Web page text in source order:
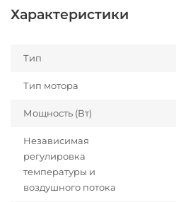
Характеристики
Тип
Тип мотора
Мощность (Вт)
Независимая
регулировка
температуры и
воздушного потока